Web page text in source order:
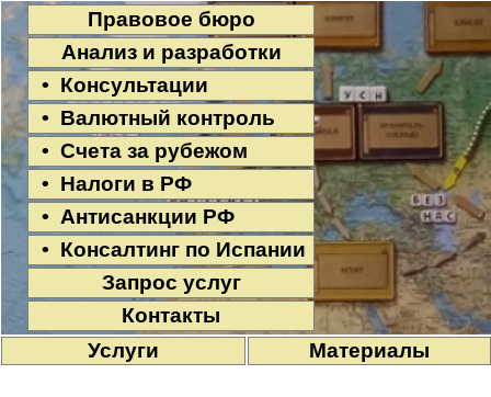
Правовое бюро
Анализ и разработки
• Консультации
• Валютный контроль
• Счета за рубежом
• Налоги в РФ
• Антисанкции РФ
• Консалтинг по Испании
Запрос услуг
Контакты
Услуги
Материалы